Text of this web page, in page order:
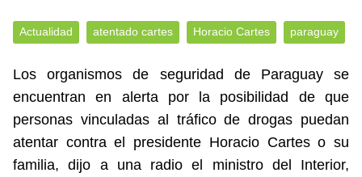
Actualidad atentado cartes Horacio Cartes paraguay
Los organismos de seguridad de Paraguay se
encuentran en alerta por la posibilidad de que
personas vinculadas al tráfico de drogas puedan
atentar contra el presidente Horacio Cartes o su
familia, dijo a una radio el ministro del Interior,